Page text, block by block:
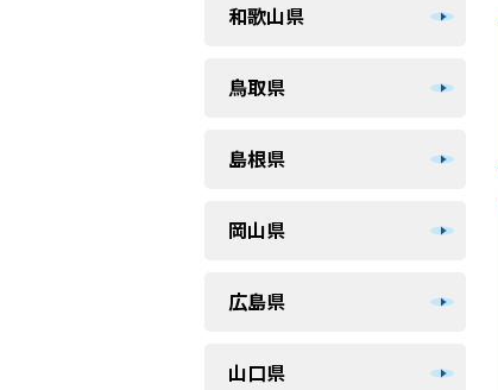
和歌山県
鳥取県
島根県
岡山県
広島県
山口県